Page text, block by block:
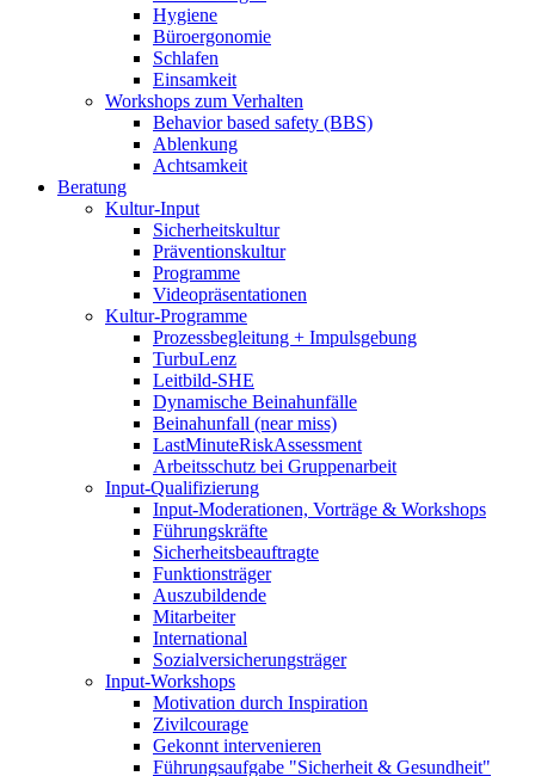
Hygiene
Büroergonomie
Schlafen
Einsamkeit
Workshops zum Verhalten
Behavior based safety (BBS)
Ablenkung
Achtsamkeit
Beratung
Kultur-Input
Sicherheitskultur
Präventionskultur
Programme
Videopräsentationen
Kultur-Programme
Prozessbegleitung + Impulsgebung
TurbuLenz
Leitbild-SHE
Dynamische Beinahunfälle
Beinahunfall (near miss)
LastMinuteRiskAssessment
Arbeitsschutz bei Gruppenarbeit
Input-Qualifizierung
Input-Moderationen, Vorträge & Workshops
Führungskräfte
Sicherheitsbeauftragte
Funktionsträger
Auszubildende
Mitarbeiter
International
Sozialversicherungsträger
Input-Workshops
Motivation durch Inspiration
Zivilcourage
Gekonnt intervenieren
Führungsaufgabe "Sicherheit & Gesundheit"